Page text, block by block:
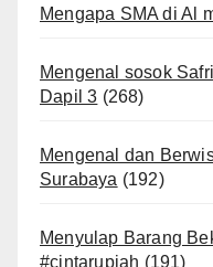
Mengapa SMA di Al
Mengenal sosok
Dapil 3 (268)
Mengenal dan
Surabaya (192)
Menyulap Barang
#cintarupiah (191)